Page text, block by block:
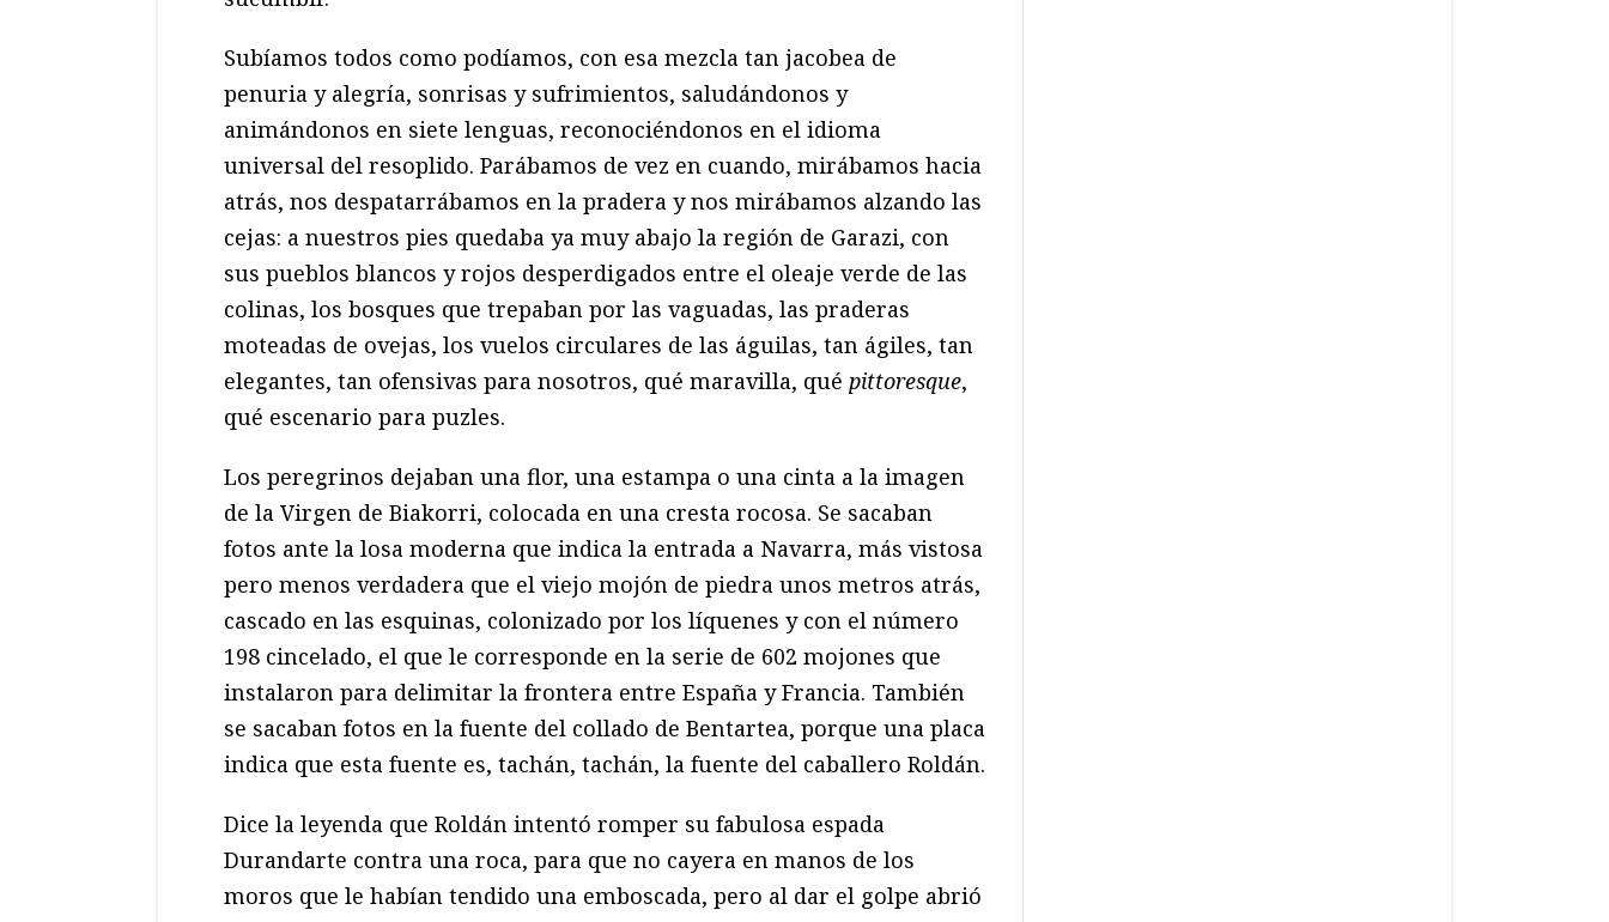
Subíamos todos como podíamos, con esa mezcla tan jacobea de
penuria y alegría, sonrisas y sufrimientos, saludándonos y
animándonos en siete lenguas, reconociéndonos en el idioma
universal del resoplido. Parábamos de vez en cuando, mirábamos hacia
atrás, nos despatarrábamos en la pradera y nos mirábamos alzando las
cejas: a nuestros pies quedaba ya muy abajo la región de Garazi, con
sus pueblos blancos y rojos desperdigados entre el oleaje verde de las
colinas, los bosques que trepaban por las vaguadas, las praderas
moteadas de ovejas, los vuelos circulares de las águilas, tan ágiles, tan
elegantes, tan ofensivas para nosotros, qué maravilla, qué pittoresque,
qué escenario para puzles.
Los peregrinos dejaban una flor, una estampa o una cinta a la imagen
de la Virgen de Biakorri, colocada en una cresta rocosa. Se sacaban
fotos ante la losa moderna que indica la entrada a Navarra, más vistosa
pero menos verdadera que el viejo mojón de piedra unos metros atrás,
cascado en las esquinas, colonizado por los líquenes y con el número
198 cincelado, el que le corresponde en la serie de 602 mojones que
instalaron para delimitar la frontera entre España y Francia. También
se sacaban fotos en la fuente del collado de Bentartea, porque una placa
indica que esta fuente es, tachán, tachán, la fuente del caballero Roldán.
Dice la leyenda que Roldán intentó romper su fabulosa espada
Durandarte contra una roca, para que no cayera en manos de los
moros que le habían tendido una emboscada, pero al dar el golpe abrió